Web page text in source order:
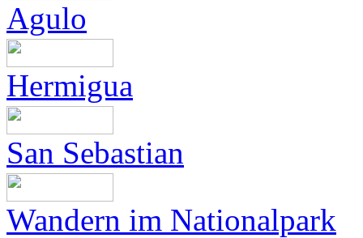
Agulo
Hermigua
San Sebastian
Wandern im Nationalpark